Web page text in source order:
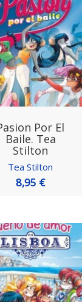
Por El
Baile. Tea
Stilton
Tea Stilton
8,95 €